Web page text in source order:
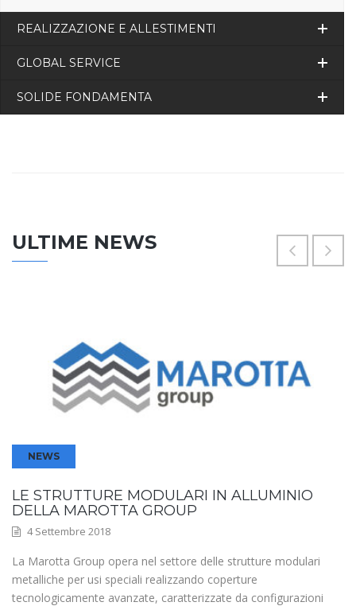
REALIZZAZIONE E ALLESTIMENTI
GLOBAL SERVICE
SOLIDE FONDAMENTA
ULTIME NEWS
NEWS
LE STRUTTURE MODULARI IN ALLUMINIO
DELLA MAROTTA GROUP
4 Settembre 2018
La Marotta Group opera nel settore delle strutture modulari
metalliche per usi speciali realizzando coperture
tecnologicamente avanzate, caratterizzate da configurazioni